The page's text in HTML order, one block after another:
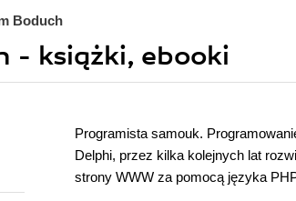
Boduch
- książki, ebooki
Programista samouk.
Delphi, przez kilka kolejnych lat
strony WWW za pomocą języka